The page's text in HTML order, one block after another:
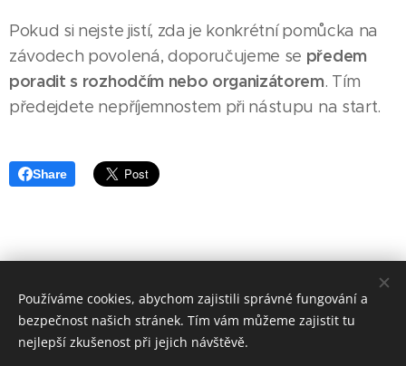
Pokud si nejste jistí, zda je konkrétní pomůcka na
závodech povolená, doporučujeme se předem
poradit s rozhodčím nebo organizátorem. Tím
předejdete nepříjemnostem při nástupu na start.
Share
© 2019 Kynologický spolek sportu Dog Puller z.s. / Praha /
info@dogpuller.cz
Vytvořeno službouWebnode
Používáme cookies, abychom zajistili správné fungování a
bezpečnost našich stránek. Tím vám můžeme zajistit tu
nejlepší zkušenost při jejich návštěvě.